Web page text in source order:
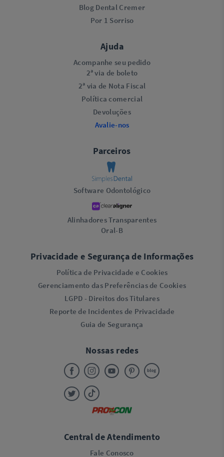
Blog Dental Cremer
Por 1 Sorriso
Ajuda
Acompanhe seu pedido
2ª via de boleto
2ª via de Nota Fiscal
Política comercial
Devoluções
Avalie-nos
Parceiros
Software Odontológico
Alinhadores Transparentes
Oral-B
Privacidade e Segurança de Informações
Política de Privacidade e Cookies
Gerenciamento das Preferências de Cookies
LGPD - Direitos dos Titulares
Reporte de Incidentes de Privacidade
Guia de Segurança
Nossas redes
Central de Atendimento
Fale Conosco